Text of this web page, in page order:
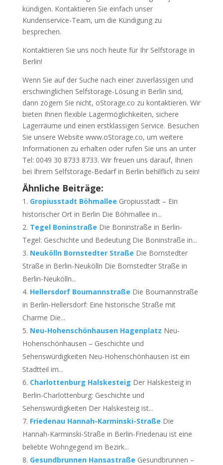
kündigen. Kontaktieren Sie einfach unser
Kundenservice-Team, um die Kündigung zu
besprechen.
Kontaktieren Sie uns noch heute für Ihr Selfstorage in
Berlin!
Wenn Sie auf der Suche nach einer zuverlässigen und
erschwinglichen Selfstorage-Lösung in Berlin sind,
dann zögern Sie nicht, oStorage.co zu kontaktieren. Wir
bieten Ihnen flexible Lagermöglichkeiten, sichere
Lagerräume und einen erstklassigen Service. Besuchen
Sie unsere Website www.oStorage.co, um weitere
Informationen zu erhalten oder rufen Sie uns an unter
Tel: 0049 30 8733 8733. Wir freuen uns darauf, Ihnen
bei Ihrem Selfstorage-Bedarf in Berlin behilflich zu sein!
Ähnliche Beiträge:
Gropiusstadt Böhmallee Gropiusstadt – Ein
historischer Ort in Berlin Die Böhmallee in...
Tegel Boninstraße Die Boninstraße in Berlin-
Tegel: Geschichte und Bedeutung Die Boninstraße in...
Neukölln Bornstedter Straße Die Bornstedter
Straße in Berlin-Neukölln Die Bornstedter Straße in
Berlin-Neukölln...
Hellersdorf Boumannstraße Die Boumannstraße
in Berlin-Hellersdorf: Eine historische Straße mit
Charme Die...
Neu-Hohenschönhausen Hagenplatz Neu-
Hohenschönhausen – Geschichte und
Sehenswürdigkeiten Neu-Hohenschönhausen ist ein
Stadtteil im...
Charlottenburg Halskesteig Der Halskesteig in
Berlin-Charlottenburg: Geschichte und
Sehenswürdigkeiten Der Halskesteig ist...
Friedenau Hannah-Karminski-Straße Die
Hannah-Karminski-Straße in Berlin-Friedenau ist eine
beliebte Wohngegend im Bezirk...
Gesundbrunnen Hansastraße Gesundbrunnen –